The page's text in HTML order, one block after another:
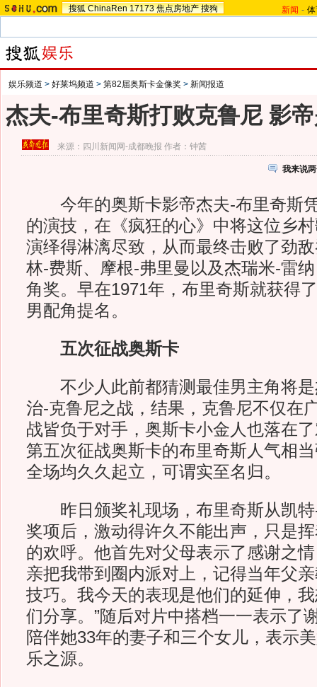
搜狐 ChinaRen 17173 焦点房地产 搜狗 新闻 -
娱乐频道 > 好莱坞频道 > 第82届奥斯卡金像奖 > 新闻报道
杰夫-布里奇斯打败克鲁尼 影
来源： 四川新闻网-成都晚报 作者：钟茜
我来说
今年的奥斯卡影帝杰夫-布里奇斯
的演技，在《疯狂的心》中将这位乡
演绎得淋漓尽致，从而最终击败了劲
林-费斯、摩根-弗里曼以及杰瑞米-雷
角奖。早在1971年，布里奇斯就获得
男配角提名。
五次征战奥斯卡
不少人此前都猜测最佳男主角将是
治-克鲁尼之战，结果，克鲁尼不仅在
战皆负于对手，奥斯卡小金人也落在
第五次征战奥斯卡的布里奇斯人气相
全场均久久起立，可谓实至名归。
昨日颁奖礼现场，布里奇斯从凯特
奖项后，激动得许久不能出声，只是
的欢呼。他首先对父母表示了感谢之
亲把我带到圈内派对上，记得当年父
技巧。我今天的表现是他们的延伸，
们分享。”随后对片中搭档一一表示了
陪伴她33年的妻子和三个女儿，表示
乐之源。